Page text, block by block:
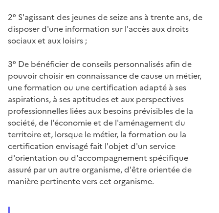
2° S'agissant des jeunes de seize ans à trente ans, de
disposer d'une information sur l'accès aux droits
sociaux et aux loisirs ;
3° De bénéficier de conseils personnalisés afin de
pouvoir choisir en connaissance de cause un métier,
une formation ou une certification adapté à ses
aspirations, à ses aptitudes et aux perspectives
professionnelles liées aux besoins prévisibles de la
société, de l'économie et de l'aménagement du
territoire et, lorsque le métier, la formation ou la
certification envisagé fait l'objet d'un service
d'orientation ou d'accompagnement spécifique
assuré par un autre organisme, d'être orientée de
manière pertinente vers cet organisme.